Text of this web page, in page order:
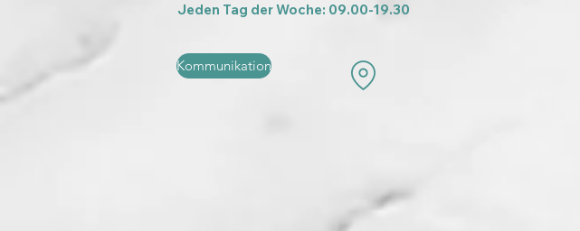
Jeden Tag der Woche: 09.00-19.30
Kommunikation